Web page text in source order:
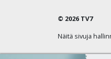
© 2026 TV7
Näitä sivuja